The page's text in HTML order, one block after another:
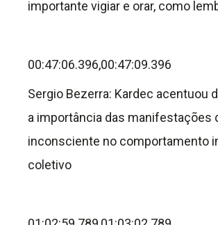
importante vigiar e orar, como
00:47:06.396,00:47:09.396
Sergio Bezerra: Kardec acentuou
a importância das manifestações
inconsciente no comportamento
coletivo